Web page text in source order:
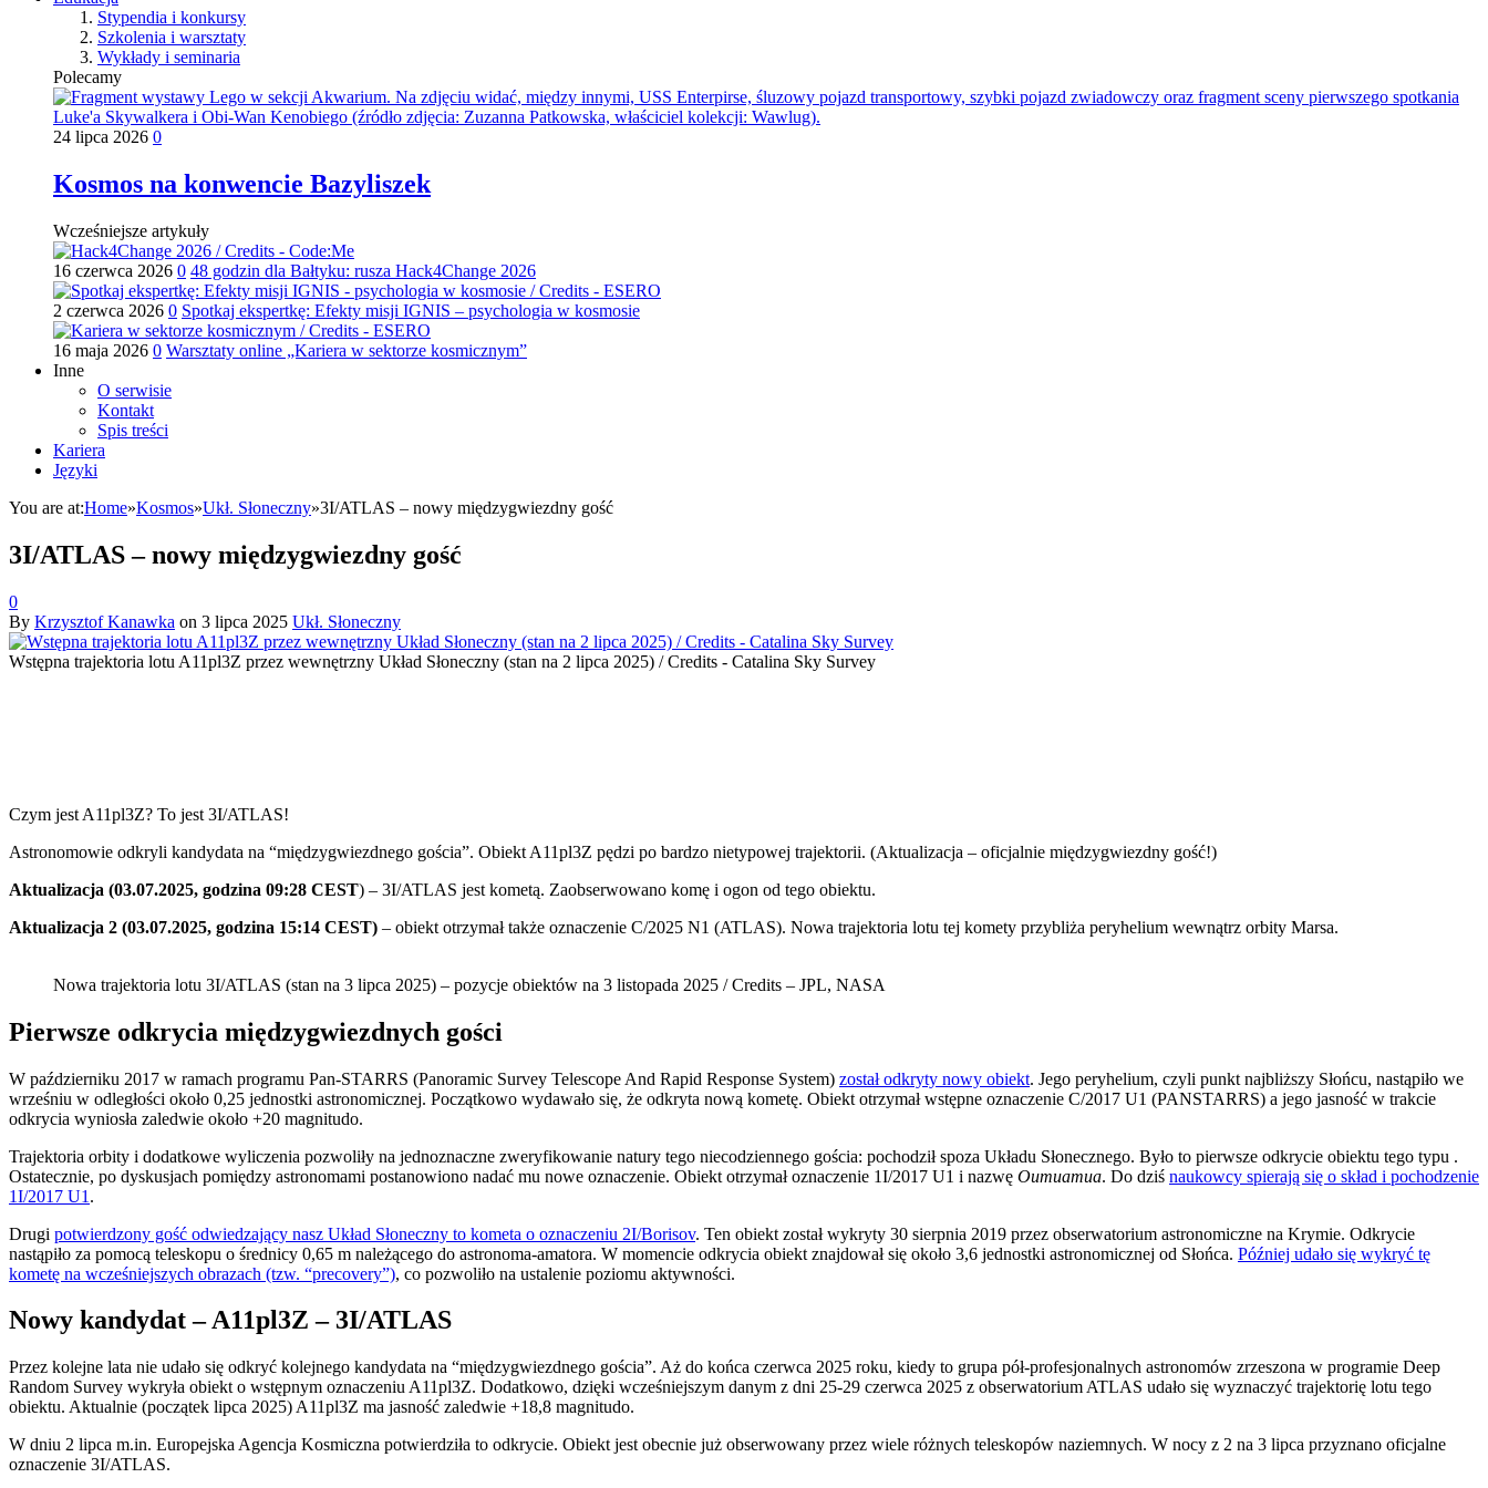
Stypendia i konkursy
Szkolenia i warsztaty
Wykłady i seminaria
Polecamy
24 lipca 2026 0
Kosmos na konwencie Bazyliszek
Wcześniejsze artykuły
16 czerwca 2026 0 48 godzin dla Bałtyku: rusza Hack4Change 2026
2 czerwca 2026 0 Spotkaj ekspertkę: Efekty misji IGNIS – psychologia w kosmosie
16 maja 2026 0 Warsztaty online „Kariera w sektorze kosmicznym”
Inne
O serwisie
Kontakt
Spis treści
Kariera
Języki
You are at:Home»Kosmos»Ukł. Słoneczny»3I/ATLAS – nowy międzygwiezdny gość
3I/ATLAS – nowy międzygwiezdny gość
0
By Krzysztof Kanawka on 3 lipca 2025 Ukł. Słoneczny
Wstępna trajektoria lotu A11pl3Z przez wewnętrzny Układ Słoneczny (stan na 2 lipca 2025) / Credits - Catalina Sky Survey
Czym jest A11pl3Z? To jest 3I/ATLAS!
Astronomowie odkryli kandydata na “międzygwiezdnego gościa”. Obiekt A11pl3Z pędzi po bardzo nietypowej trajektorii. (Aktualizacja – oficjalnie międzygwiezdny gość!)
Aktualizacja (03.07.2025, godzina 09:28 CEST) – 3I/ATLAS jest kometą. Zaobserwowano komę i ogon od tego obiektu.
Aktualizacja 2 (03.07.2025, godzina 15:14 CEST) – obiekt otrzymał także oznaczenie C/2025 N1 (ATLAS). Nowa trajektoria lotu tej komety przybliża peryhelium wewnątrz orbity Marsa.
Nowa trajektoria lotu 3I/ATLAS (stan na 3 lipca 2025) – pozycje obiektów na 3 listopada 2025 / Credits – JPL, NASA
Pierwsze odkrycia międzygwiezdnych gości
W październiku 2017 w ramach programu Pan-STARRS (Panoramic Survey Telescope And Rapid Response System) został odkryty nowy obiekt. Jego peryhelium, czyli punkt najbliższy Słońcu, nastąpiło we
wrześniu w odległości około 0,25 jednostki astronomicznej. Początkowo wydawało się, że odkryta nową kometę. Obiekt otrzymał wstępne oznaczenie C/2017 U1 (PANSTARRS) a jego jasność w trakcie
odkrycia wyniosła zaledwie około +20 magnitudo.
Trajektoria orbity i dodatkowe wyliczenia pozwoliły na jednoznaczne zweryfikowanie natury tego niecodziennego gościa: pochodził spoza Układu Słonecznego. Było to pierwsze odkrycie obiektu tego typu .
Ostatecznie, po dyskusjach pomiędzy astronomami postanowiono nadać mu nowe oznaczenie. Obiekt otrzymał oznaczenie 1I/2017 U1 i nazwę Oumuamua. Do dziś naukowcy spierają się o skład i pochodzenie
1I/2017 U1 .
Drugi potwierdzony gość odwiedzający nasz Układ Słoneczny to kometa o oznaczeniu 2I/Borisov. Ten obiekt został wykryty 30 sierpnia 2019 przez obserwatorium astronomiczne na Krymie. Odkrycie
nastąpiło za pomocą teleskopu o średnicy 0,65 m należącego do astronoma-amatora. W momencie odkrycia obiekt znajdował się około 3,6 jednostki astronomicznej od Słońca. Później udało się wykryć tę
kometę na wcześniejszych obrazach (tzw. “precovery”), co pozwoliło na ustalenie poziomu aktywności.
Nowy kandydat – A11pl3Z – 3I/ATLAS
Przez kolejne lata nie udało się odkryć kolejnego kandydata na “międzygwiezdnego gościa”. Aż do końca czerwca 2025 roku, kiedy to grupa pół-profesjonalnych astronomów zrzeszona w programie Deep
Random Survey wykryła obiekt o wstępnym oznaczeniu A11pl3Z. Dodatkowo, dzięki wcześniejszym danym z dni 25-29 czerwca 2025 z obserwatorium ATLAS udało się wyznaczyć trajektorię lotu tego
obiektu. Aktualnie (początek lipca 2025) A11pl3Z ma jasność zaledwie +18,8 magnitudo.
W dniu 2 lipca m.in. Europejska Agencja Kosmiczna potwierdziła to odkrycie. Obiekt jest obecnie już obserwowany przez wiele różnych teleskopów naziemnych. W nocy z 2 na 3 lipca przyznano oficjalne
oznaczenie 3I/ATLAS.